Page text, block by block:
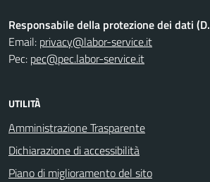
Responsabile della protezione dei dati
Email: privacy@labor-service.it
Pec: pec@pec.labor-service.it
UTILITÀ
Amministrazione Trasparente
Dichiarazione di accessibilità
Piano di miglioramento del sito